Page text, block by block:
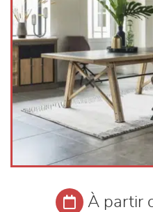
À partir